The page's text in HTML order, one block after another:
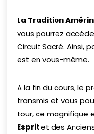
La Tradition
vous pourrez
Circuit Sacré. Ainsi,
est en vous-même.
A la fin du cours, le
transmis et vous
tour, ce magnifique
Espritet des